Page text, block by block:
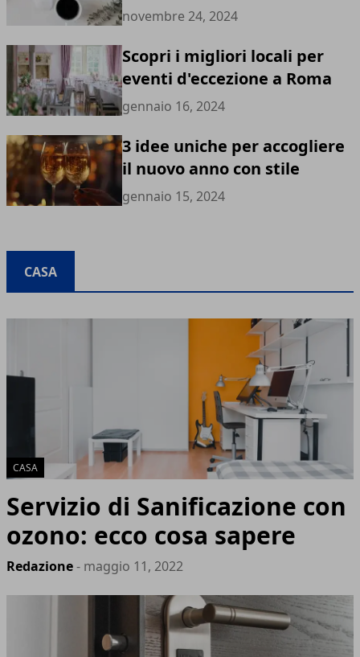
novembre 24, 2024
Scopri i migliori locali per
eventi d'eccezione a Roma
gennaio 16, 2024
3 idee uniche per accogliere
il nuovo anno con stile
gennaio 15, 2024
CASA
CASA
Servizio di Sanificazione con
ozono: ecco cosa sapere
Redazione- maggio 11, 2022